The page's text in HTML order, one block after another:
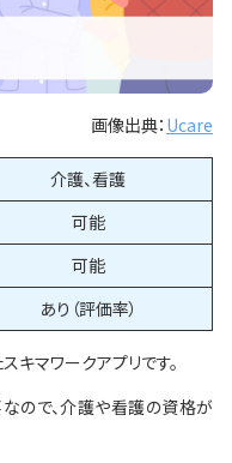
画像出典： Ucare
介護、看護
可能
可能
あり（評価率）
マワークアプリです。
ので、介護や看護の資格が